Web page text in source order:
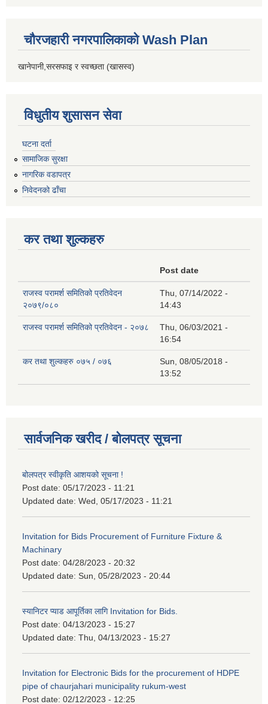
चौरजहारी नगरपालिकाको Wash Plan
खानेपानी,सरसफाइ र स्वच्छता (खासस्व)
विधुतीय शुसासन सेवा
घटना दर्ता
सामाजिक सुरक्षा
नागरिक वडापत्र
निवेदनको ढाँचा
कर तथा शुल्कहरु
Post date
राजस्व परामर्श समितिको प्रतिवेदन
२०७९/०८०
Thu, 07/14/2022 -
14:43
राजस्व परामर्श समितिको प्रतिवेदन - २०७८
Thu, 06/03/2021 -
16:54
कर तथा शुल्कहरु ०७५ / ०७६
Sun, 08/05/2018 -
13:52
सार्वजनिक खरीद / बोलपत्र सूचना
बोलपत्र स्वीकृति आशयको सूचना !
Post date: 05/17/2023 - 11:21
Updated date: Wed, 05/17/2023 - 11:21
Invitation for Bids Procurement of Furniture Fixture &
Machinary
Post date: 04/28/2023 - 20:32
Updated date: Sun, 05/28/2023 - 20:44
स्यानिटर प्याड आपूर्तिका लागि Invitation for Bids.
Post date: 04/13/2023 - 15:27
Updated date: Thu, 04/13/2023 - 15:27
Invitation for Electronic Bids for the procurement of HDPE
pipe of chaurjahari municipality rukum-west
Post date: 02/12/2023 - 12:25